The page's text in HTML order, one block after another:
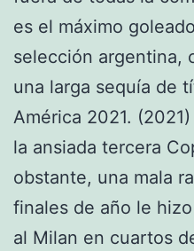
es el máximo
selección argentina,
una larga sequía de
América 2021.
la ansiada tercera
obstante, una mala
finales de año le
al Milan en cuartos